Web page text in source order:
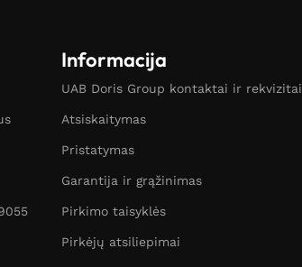
Informacija
UAB Doris Group kontaktai ir rekvizitai
Atsiskaitymas
Pristatymas
Garantija ir grąžinimas
Pirkimo taisyklės
Pirkėjų atsiliepimai